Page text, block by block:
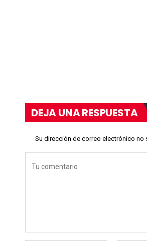
DEJA UNA RESPUESTA
Su dirección de correo electrónico no